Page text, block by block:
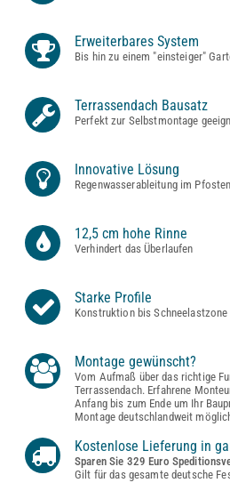
Erweiterbares System
Bis hin zu einem "einsteiger"
Terrassendach Bausatz
Perfekt zur Selbstmontage
Innovative Lösung
Regenwasserableitung im Pfosten
12,5 cm hohe Rinne
Verhindert das Überlaufen
Starke Profile
Konstruktion bis
Montage gewünscht?
Vom Aufmaß über das richtige
Terrassendach. Erfahrene
Anfang bis zum Ende um Ihr
Montage deutschlandweit
Kostenlose Lieferung in
Sparen Sie 329 Euro
Gilt für das gesamte deutsche